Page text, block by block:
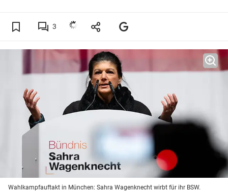
3
Wahlkampfauftakt in München: Sahra Wagenknecht wirbt für ihr BSW.